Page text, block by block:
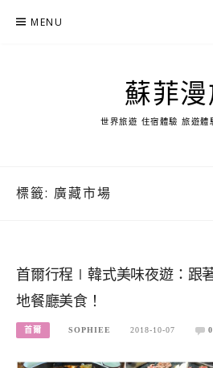
MENU
蘇菲漫
世界旅遊 住宿體驗 旅遊體
標籤: 廣藏市場
首爾行程∣韓式美味夜遊：跟
地餐廳美食！
首爾 SOPHIEE 2018-10-07 0